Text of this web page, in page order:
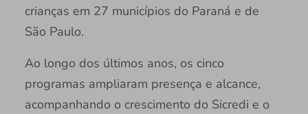
crianças em 27 municípios do Paraná e de
São Paulo.
Ao longo dos últimos anos, os cinco
programas ampliaram presença e alcance,
acompanhando o crescimento do Sicredi e o